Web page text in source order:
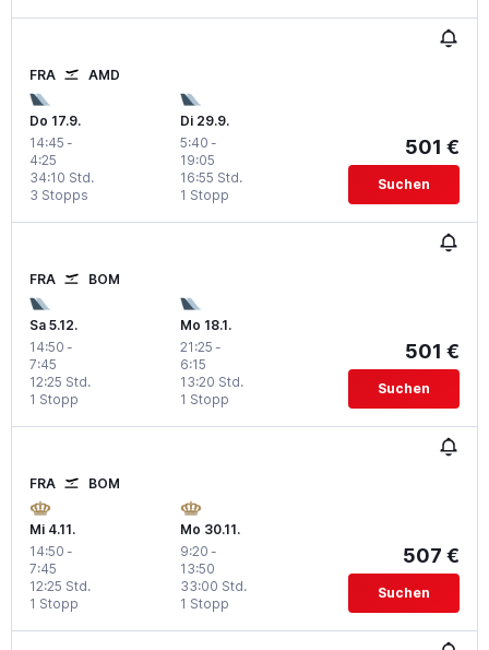
FRA AMD
Do 17.9.
14:45 -
4:25
3 Stopps
34:10 Std.
Di 29.9.
5:40 -
19:05
1 Stopp
16:55 Std.
501 €
Suchen
FRA BOM
Sa 5.12.
14:50 -
7:45
1 Stopp
12:25 Std.
Mo 18.1.
21:25 -
6:15
1 Stopp
13:20 Std.
501 €
Suchen
FRA BOM
Mi 4.11.
14:50 -
7:45
1 Stopp
12:25 Std.
Mo 30.11.
9:20 -
13:50
1 Stopp
33:00 Std.
507 €
Suchen